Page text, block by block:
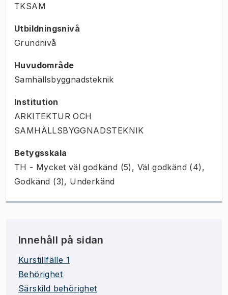
TKSAM
Utbildningsnivå
Grundnivå
Huvudområde
Samhällsbyggnadsteknik
Institution
ARKITEKTUR OCH
SAMHÄLLSBYGGNADSTEKNIK
Betygsskala
TH - Mycket väl godkänd (5), Väl godkänd (4),
Godkänd (3), Underkänd
Innehåll på sidan
Kurstillfälle 1
Behörighet
Särskild behörighet